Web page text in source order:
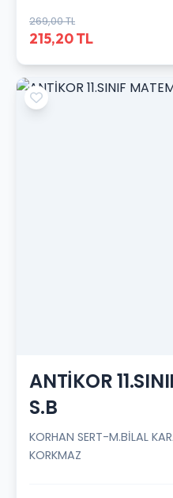
269,00 TL
215,20 TL
ANTİKOR
S.B
KORHAN SERT-M.BİLAL
KORKMAZ